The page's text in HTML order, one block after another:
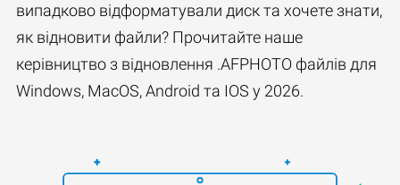
випадково відформатували диск та хочете знати,
як відновити файли? Прочитайте наше
керівництво з відновлення .AFPHOTO файлів для
Windows, MacOS, Android та IOS у 2026.